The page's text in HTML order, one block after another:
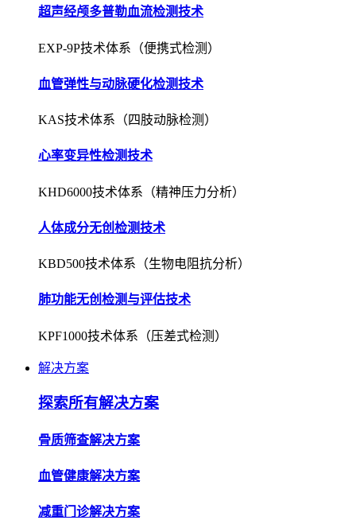
超声经颅多普勒血流检测技术
EXP-9P技术体系（便携式检测）
血管弹性与动脉硬化检测技术
KAS技术体系（四肢动脉检测）
心率变异性检测技术
KHD6000技术体系（精神压力分析）
人体成分无创检测技术
KBD500技术体系（生物电阻抗分析）
肺功能无创检测与评估技术
KPF1000技术体系（压差式检测）
解决方案
探索所有解决方案
骨质筛查解决方案
血管健康解决方案
减重门诊解决方案